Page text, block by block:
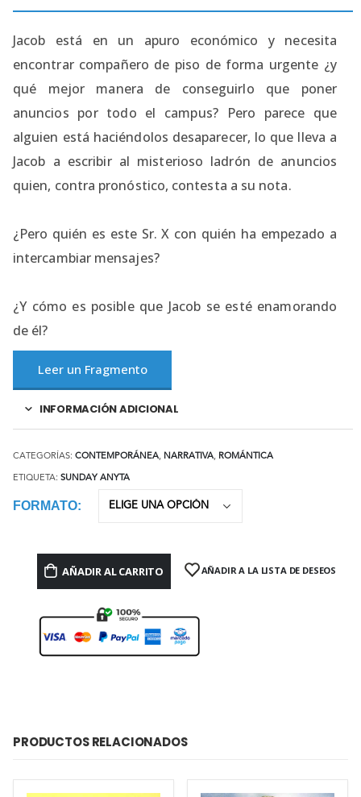
Jacob está en un apuro económico y necesita
encontrar compañero de piso de forma urgente ¿y
qué mejor manera de conseguirlo que poner
anuncios por todo el campus? Pero parece que
alguien está haciéndolos desaparecer, lo que lleva a
Jacob a escribir al misterioso ladrón de anuncios
quien, contra pronóstico, contesta a su nota.
¿Pero quién es este Sr. X con quién ha empezado a
intercambiar mensajes?
¿Y cómo es posible que Jacob se esté enamorando
de él?
Leer un Fragmento
INFORMACIÓN ADICIONAL
CATEGORÍAS: CONTEMPORÁNEA, NARRATIVA, ROMÁNTICA
ETIQUETA: SUNDAY ANYTA
FORMATO
AÑADIR AL CARRITO AÑADIR A LA LISTA DE DESEOS
PRODUCTOS RELACIONADOS